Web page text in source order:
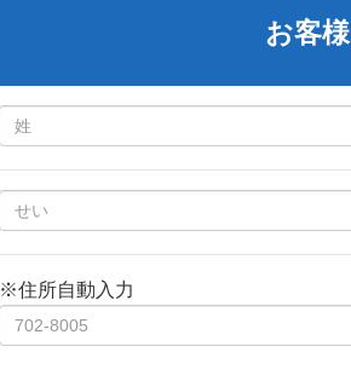
お客
※住所自動入力